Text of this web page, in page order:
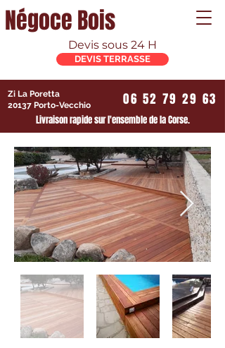
Négoce Bois
06 52 79 29 63
Zi La Poretta
20137 Porto-Vecchio
Livraison rapide sur l'ensemble de la Corse.
Devis sous 24 H
DEVIS TERRASSE